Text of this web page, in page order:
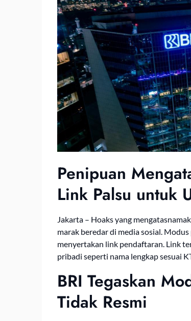
Penipuan
Link Palsu untuk
Jakarta – Hoaks yang
marak beredar di media sosial.
menyertakan link pendaftaran. Link
pribadi seperti nama lengkap sesuai
BRI Tegaskan
Tidak Resmi